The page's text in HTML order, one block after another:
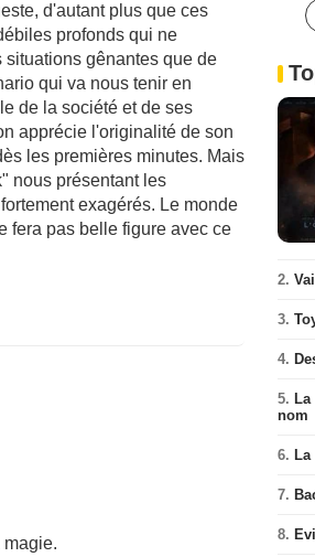
d'autant plus que ces
profonds qui ne
situations gênantes que de
qui va nous tenir en
de la société et de ses
apprécie l'originalité de son
les premières minutes. Mais
nous présentant les
exagérés. Le monde
fera pas belle figure avec ce
magie.
2.
3.
4.
5.
nom
6.
7.
8.